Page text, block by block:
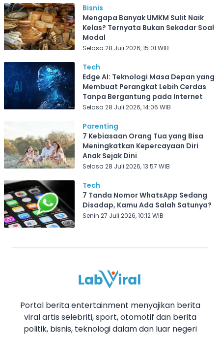
Bisnis
Mengapa Banyak UMKM Sulit Naik
Kelas? Ternyata Bukan Sekadar Soal
Modal
Selasa 28 Juli 2026, 15:01 WIB
Tech
Edge AI: Teknologi Masa Depan yang
Membuat Perangkat Lebih Cerdas
Tanpa Bergantung pada Internet
Selasa 28 Juli 2026, 14:06 WIB
Parenting
7 Kebiasaan Orang Tua yang Bisa
Meningkatkan Kepercayaan Diri
Anak Sejak Dini
Selasa 28 Juli 2026, 13:57 WIB
Tech
7 Tanda Nomor WhatsApp Sedang
Disadap, Kamu Ada Salah Satunya?
Senin 27 Juli 2026, 10:12 WIB
Portal berita entertainment menyajikan berita
viral artis selebriti, sport, otomotif dan berita
politik, bisnis, teknologi dalam dan luar negeri